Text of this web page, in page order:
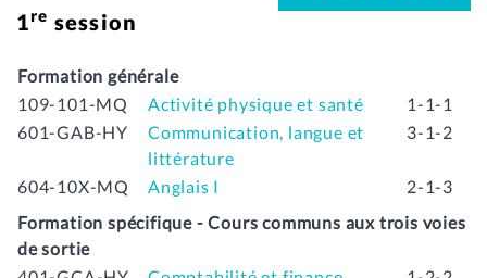
1re session
Formation générale
109-101-MQ
Activité physique et santé
1-1-1
601-GAB-HY
Communication, langue et
littérature
3-1-2
604-10X-MQ Anglais I
2-1-3
Formation spécifique - Cours communs aux trois voies
de sortie